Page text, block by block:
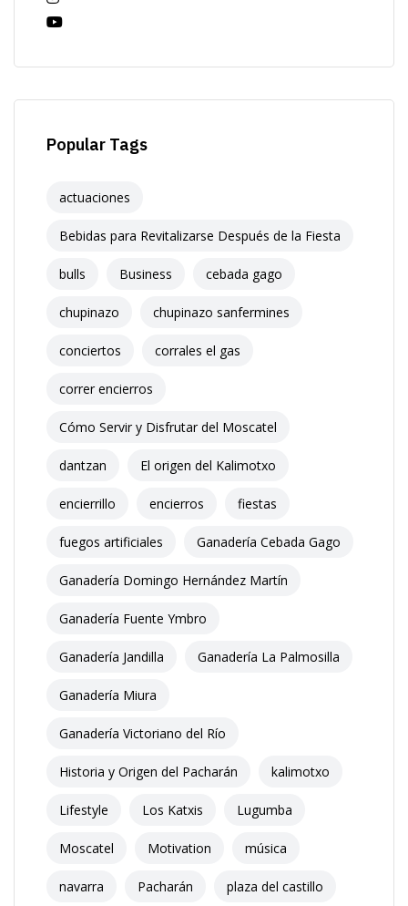
Popular Tags
actuaciones
Bebidas para Revitalizarse Después de la Fiesta
bulls Business cebada gago
chupinazo chupinazo sanfermines
conciertos corrales el gas
correr encierros
Cómo Servir y Disfrutar del Moscatel
dantzan El origen del Kalimotxo
encierrillo encierros fiestas
fuegos artificiales Ganadería Cebada Gago
Ganadería Domingo Hernández Martín
Ganadería Fuente Ymbro
Ganadería Jandilla Ganadería La Palmosilla
Ganadería Miura
Ganadería Victoriano del Río
Historia y Origen del Pacharán kalimotxo
Lifestyle Los Katxis Lugumba
Moscatel Motivation música
navarra Pacharán plaza del castillo